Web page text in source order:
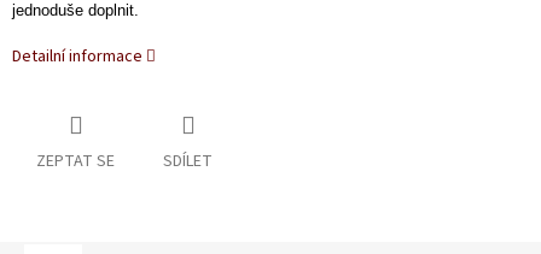
jednoduše doplnit.
Detailní informace
ZEPTAT SE SDÍLET